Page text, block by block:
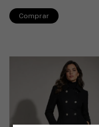
Comprar